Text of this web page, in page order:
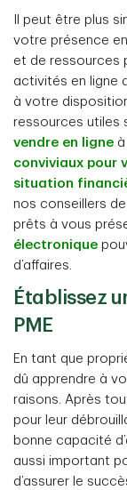
Il peut être plus
votre présence
et de ressources
activités en ligne
à votre
ressources utiles
vendre en ligne à
conviviaux pour
situation
nos conseillers
prêts à vous
électronique
d’affaires.
Établissez
PME
En tant que
dû apprendre à
raisons. Après
pour leur
bonne capacité
aussi important
d’assurer le